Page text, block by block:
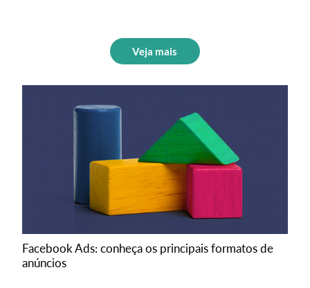
Veja mais
Facebook Ads: conheça os principais formatos de
anúncios